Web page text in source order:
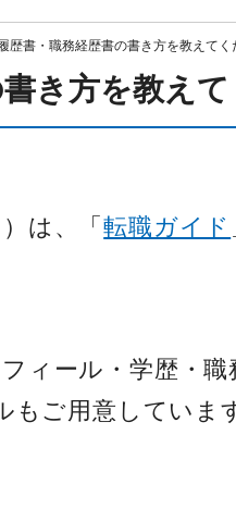
歴書・職務経歴書の書き方を教えてく
き方を教え
は、「転職ガイド
ィール・学歴・
ご用意していま